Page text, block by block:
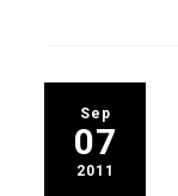
Sep
07
2011